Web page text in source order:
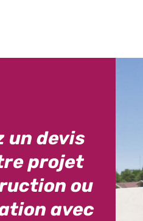
un devis
projet
ou
avec